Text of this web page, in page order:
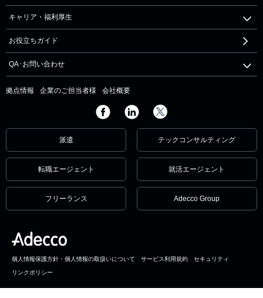
キャリア・福利厚生
お役立ちガイド
QA･お問い合わせ
拠点情報 企業のご担当者様 会社概要
派遣 テックコンサルティング
転職エージェント 就活エージェント
フリーランス Adecco Group
個人情報保護方針・個人情報の取扱いについて サービス利用規約 セキュリティ
リンクポリシー